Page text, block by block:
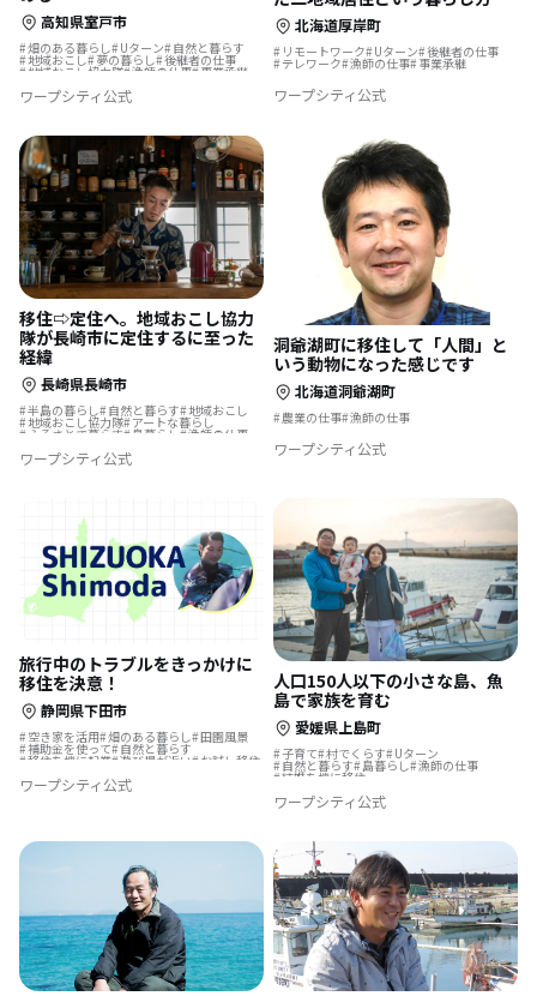
高知県室戸市
畑のある暮らし Uターン 自然と暮らす
地域おこし 夢の暮らし 後継者の仕事
地域おこし協力隊 漁師の仕事 事業承継
ワープシティ公式
北海道厚岸町
リモートワーク Uターン 後継者の仕事
テレワーク 漁師の仕事 事業承継
ワープシティ公式
移住⇨定住へ。地域おこし協力
隊が長崎市に定住するに至った
経緯
長崎県長崎市
半島の暮らし 自然と暮らす 地域おこし
地域おこし協力隊 アートな暮らし
ふるさとで暮らす 島暮らし 漁師の仕事
ワープシティ公式
洞爺湖町に移住して「人間」と
いう動物になった感じです
北海道洞爺湖町
農業の仕事 漁師の仕事
ワープシティ公式
旅行中のトラブルをきっかけに
移住を決意！
静岡県下田市
空き家を活用 畑のある暮らし 田園風景
補助金を使って 自然と暮らす
移住を機に起業 遊び場が近い お試し移住
漁師の仕事
ワープシティ公式
人口150人以下の小さな島、魚
島で家族を育む
愛媛県上島町
子育て 村でくらす Uターン
自然と暮らす 島暮らし 漁師の仕事
結婚を機に移住
ワープシティ公式